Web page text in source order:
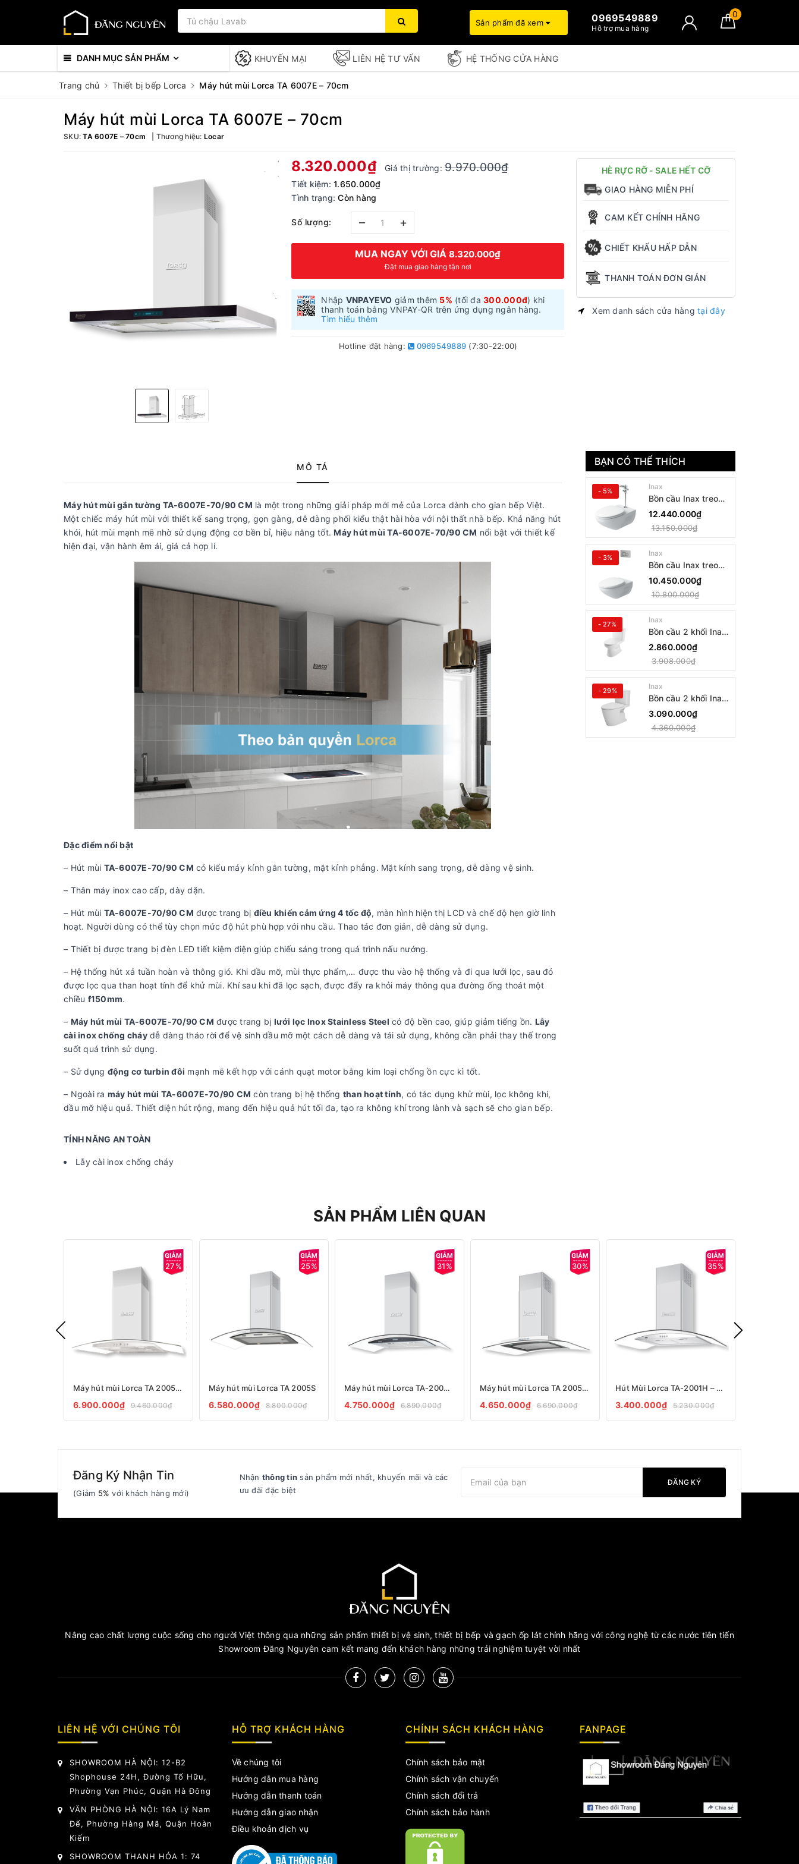
Sản phẩm đã xem 0969549889
Hỗ trợ mua hàng
0
DANH MỤC SẢN PHẨM KHUYẾN MẠI LIÊN HỆ TƯ VẤN HỆ THỐNG CỬA HÀNG
Trang chủ Thiết bị bếp Lorca Máy hút mùi Lorca TA 6007E – 70cm
Máy hút mùi Lorca TA 6007E – 70cm
SKU:TA 6007E – 70cm Thương hiệu: Locar
8.320.000₫ Giá thị trường:9.970.000₫
Tiết kiệm:1.650.000₫
Tình trạng: Còn hàng
Số lượng: – +
MUA NGAY VỚI GIÁ8.320.000₫
Đặt mua giao hàng tận nơi
Nhập VNPAYEVO giảm thêm 5% (tối đa300.000đ) khi
thanh toán bằng VNPAY-QR trên ứng dụng ngân hàng.
Tìm hiểu thêm
Hotline đặt hàng: 0969549889 (7:30-22:00)
HÈ RỰC RỠ - SALE HẾT CỠ
GIAO HÀNG MIỄN PHÍ
CAM KẾT CHÍNH HÃNG
CHIẾT KHẤU HẤP DẪN
THANH TOÁN ĐƠN GIẢN
Xem danh sách cửa hàngtại đây
MÔ TẢ
Máy hút mùi gắn tường TA-6007E-70/90 CM là một trong những giải pháp mới mẻ của Lorca dành cho gian bếp Việt.
Một chiếc máy hút mùi với thiết kế sang trọng, gọn gàng, dễ dàng phối kiểu thật hài hòa với nội thất nhà bếp. Khả năng hút
khói, hút mùi mạnh mẽ nhờ sử dụng động cơ bền bỉ, hiệu năng tốt.Máy hút mùi TA-6007E-70/90 CM nổi bật với thiết kế
hiện đại, vận hành êm ái, giá cả hợp lí.
Đặc điểm nổi bật
– Hút mùi TA-6007E-70/90 CM có kiểu máy kính gắn tường, mặt kính phẳng. Mặt kính sang trọng, dễ dàng vệ sinh.
– Thân máy inox cao cấp, dày dặn.
– Hút mùi TA-6007E-70/90 CM được trang bị điều khiển cảm ứng 4 tốc độ, màn hình hiện thị LCD và chế độ hẹn giờ linh
hoạt. Người dùng có thể tùy chọn mức độ hút phù hợp với nhu cầu. Thao tác đơn giản, dễ dàng sử dụng.
– Thiết bị được trang bị đèn LED tiết kiệm điện giúp chiếu sáng trong quá trình nấu nướng.
– Hệ thống hút xả tuần hoàn và thông gió. Khi dầu mỡ, mùi thực phẩm,… được thu vào hệ thống và đi qua lưới lọc, sau đó
được lọc qua than hoạt tính để khử mùi. Khí sau khi đã lọc sạch, được đẩy ra khỏi máy thông qua đường ống thoát một
chiều f150mm.
– Máy hút mùi TA-6007E-70/90 CM được trang bị lưới lọc Inox Stainless Steel có độ bền cao, giúp giảm tiếng ồn. Lẫy
cài inox chống cháydễ dàng tháo rời để vệ sinh dầu mỡ một cách dễ dàng và tái sử dụng, không cần phải thay thế trong
suốt quá trình sử dụng.
– Sử dụng động cơ turbin đôi mạnh mẽ kết hợp với cánh quạt motor bằng kim loại chống ồn cực kì tốt.
– Ngoài ra máy hút mùi TA-6007E-70/90 CM còn trang bị hệ thống than hoạt tính, có tác dụng khử mùi, lọc không khí,
dầu mỡ hiệu quả. Thiết diện hút rộng, mang đến hiệu quả hút tối đa, tạo ra không khí trong lành và sạch sẽ cho gian bếp.
TÍNH NĂNG AN TOÀN
Lẫy cài inox chống cháy
BẠN CÓ THỂ THÍCH
- 5% Inax
Bồn cầu Inax treo
tường AC-22PVN
12.440.000₫
13.150.000₫
- 3% Inax
Bồn cầu Inax treo
tường AC-23PVN
10.450.000₫
10.800.000₫
- 27% Inax
Bồn cầu 2 khối Inax
AC-514VAN
2.860.000₫
3.908.000₫
- 29% Inax
Bồn cầu 2 khối Inax
AC-602VAN
3.090.000₫
4.360.000₫
SẢN PHẨM LIÊN QUAN
27%
Máy hút mùi Lorca TA 2005P – 70cm
6.900.000₫ 9.460.000₫
25%
Máy hút mùi Lorca TA 2005S
6.580.000₫ 8.800.000₫
31%
Máy hút mùi Lorca TA-2005C -70/90cm
4.750.000₫ 6.890.000₫
30%
Máy hút mùi Lorca TA 2005A – 70/90cm
4.650.000₫ 6.690.000₫
35%
Hút Mùi Lorca TA-2001H – 70/90
3.400.000₫ 5.230.000₫
Đăng Ký Nhận Tin
(Giảm 5% với khách hàng mới)
Nhận thông tin sản phẩm mới nhất, khuyến mãi và các
ưu đãi đặc biệt
ĐĂNG KÝ
Nâng cao chất lượng cuộc sống cho người Việt thông qua những sản phẩm thiết bị vệ sinh, thiết bị bếp và gạch ốp lát chính hãng với công nghệ từ các nước tiên tiến
Showroom Đăng Nguyên cam kết mang đến khách hàng những trải nghiệm tuyệt vời nhất
LIÊN HỆ VỚI CHÚNG TÔI
SHOWROOM HÀ NỘI: 12-B2
Shophouse 24H, Đường Tố Hữu,
Phường Vạn Phúc, Quận Hà Đông
VĂN PHÒNG HÀ NỘI: 16A Lý Nam
Đế, Phường Hàng Mã, Quận Hoàn
Kiếm
SHOWROOM THANH HÓA 1: 74
HỖ TRỢ KHÁCH HÀNG
Về chúng tôi
Hướng dẫn mua hàng
Hướng dẫn thanh toán
Hướng dẫn giao nhận
Điều khoản dịch vụ
CHÍNH SÁCH KHÁCH HÀNG
Chính sách bảo mật
Chính sách vận chuyển
Chính sách đổi trả
Chính sách bảo hành
FANPAGE